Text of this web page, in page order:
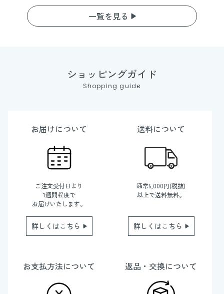
一覧を見る
ショッピングガイド
Shopping guide
お届けについて
ご注文受付日より
1週間程度で
お届けいたします。
詳しくはこちら
送料について
通常5,000円(税抜)
以上で送料無料。
詳しくはこちら
お支払方法について 返品・交換について